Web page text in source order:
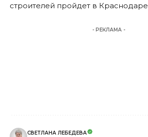
строителей пройдет в Краснодаре
- РЕКЛАМА -
СВЕТЛАНА ЛЕБЕДЕВА